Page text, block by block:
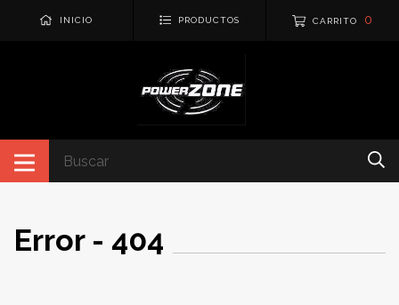
INICIO PRODUCTOS CARRITO 0
Error - 404